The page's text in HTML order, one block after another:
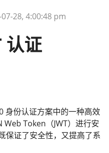
28, 4:00:48 pm
认证
身份认证方案中的一种高效
Web Token（JWT）进行安
保证了安全性，又提高了系